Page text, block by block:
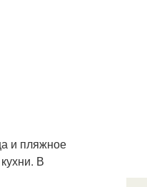
и пляжное
В